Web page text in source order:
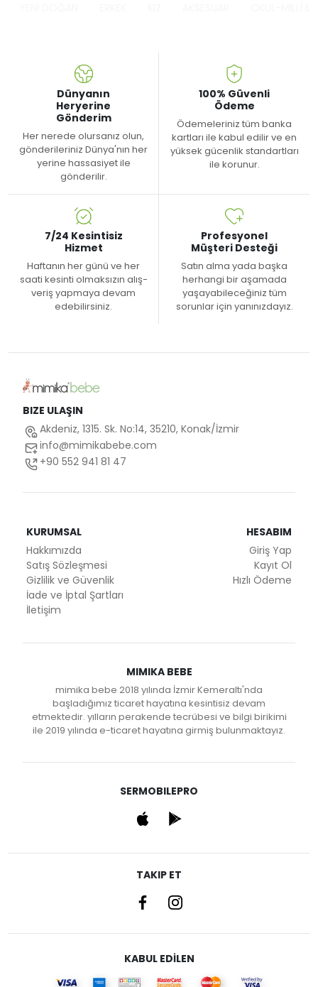
Dünyanın
Heryerine
Gönderim
Her nerede olursanız olun,
gönderileriniz Dünya'nın her
yerine hassasiyet ile
gönderilir.
100% Güvenli
Ödeme
Ödemeleriniz tüm banka
kartları ile kabul edilir ve en
yüksek gücenlik standartları
ile korunur.
7/24 Kesintisiz
Hizmet
Haftanın her günü ve her
saati kesinti olmaksızın alış-
veriş yapmaya devam
edebilirsiniz.
Profesyonel
Müşteri Desteği
Satın alma yada başka
herhangi bir aşamada
yaşayabileceğiniz tüm
sorunlar için yanınızdayız.
BIZE ULAŞIN
Akdeniz, 1315. Sk. No:14, 35210, Konak/İzmir
info@mimikabebe.com
+90 552 941 81 47
KURUMSAL
Hakkımızda
Satış Sözleşmesi
Gizlilik ve Güvenlik
İade ve İptal Şartları
İletişim
HESABIM
Giriş Yap
Kayıt Ol
Hızlı Ödeme
MIMIKA BEBE
mimika bebe 2018 yılında İzmir Kemeraltı'nda
başladığımız ticaret hayatına kesintisiz devam
etmektedir. yılların perakende tecrübesi ve bilgi birikimi
ile 2019 yılında e-ticaret hayatına girmiş bulunmaktayız.
SERMOBILEPRO
TAKIP ET
KABUL EDİLEN